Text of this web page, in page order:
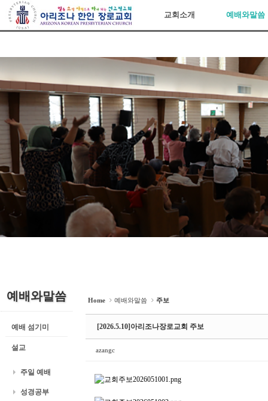
아리조나장로교회
교회소개 예배와말씀
예배와말씀
예배 섬기미
설교
주일 예배
성경공부
Home 예배와말씀 주보
[2026.5.10]아리조나장로교회 주보
azangc
Sketchbook5, 스케치북5
Sketchbook5, 스케치북5